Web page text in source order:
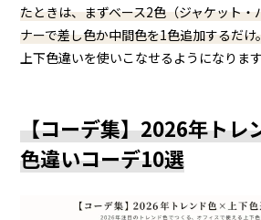
たときは、まずベース2色（ジャケット
ナーで差し色か中間色を1色追加するだけ
上下色違いを使いこなせるようになります
【コーデ集】2026年ト
色違いコーデ10選